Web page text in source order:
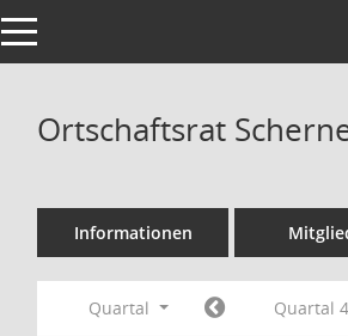
Toggle navigation
Ortschaftsrat
Informationen
Quartal Quartal 4